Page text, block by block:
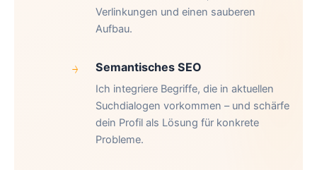
Verlinkungen und einen sauberen
Aufbau.
Semantisches SEO
Ich integriere Begriffe, die in aktuellen
Suchdialogen vorkommen – und schärfe
dein Profil als Lösung für konkrete
Probleme.